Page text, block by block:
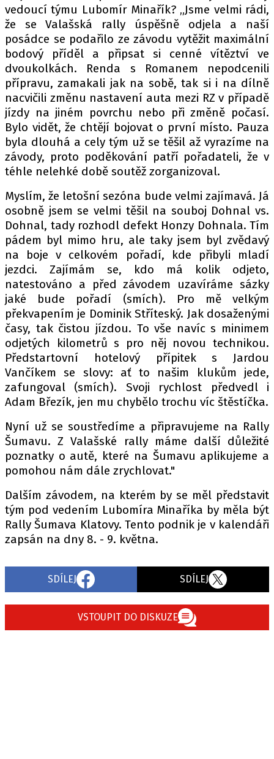
vedoucí týmu Lubomír Minařík? „Jsme velmi rádi,
že se Valašská rally úspěšně odjela a naší
posádce se podařilo ze závodu vytěžit maximální
bodový příděl a připsat si cenné vítěztví ve
dvoukolkách. Renda s Romanem nepodcenili
přípravu, zamakali jak na sobě, tak si i na dílně
nacvičili změnu nastavení auta mezi RZ v případě
jízdy na jiném povrchu nebo při změně počasí.
Bylo vidět, že chtějí bojovat o první místo. Pauza
byla dlouhá a cely tým už se těšil až vyrazíme na
závody, proto poděkování patří pořadateli, že v
téhle nelehké době soutěž zorganizoval.
Myslím, že letošní sezóna bude velmi zajímavá. Já
osobně jsem se velmi těšil na souboj Dohnal vs.
Dohnal, tady rozhodl defekt Honzy Dohnala. Tím
pádem byl mimo hru, ale taky jsem byl zvědavý
na boje v celkovém pořadí, kde přibyli mladí
jezdci. Zajímám se, kdo má kolik odjeto,
natestováno a před závodem uzavíráme sázky
jaké bude pořadí (smích). Pro mě velkým
překvapením je Dominik Stříteský. Jak dosaženými
časy, tak čistou jízdou. To vše navíc s minimem
odjetých kilometrů s pro něj novou technikou.
Předstartovní hotelový přípitek s Jardou
Vančíkem se slovy: ať to našim klukům jede,
zafungoval (smích). Svoji rychlost předvedl i
Adam Březík, jen mu chybělo trochu víc štěstíčka.
Nyní už se soustředíme a připravujeme na Rally
Šumavu. Z Valašské rally máme další důležité
poznatky o autě, které na Šumavu aplikujeme a
pomohou nám dále zrychlovat."
Dalším závodem, na kterém by se měl představit
tým pod vedením Lubomíra Minaříka by měla být
Rally Šumava Klatovy. Tento podnik je v kalendáři
zapsán na dny 8. - 9. května.
SDÍLEJ SDÍLEJ
VSTOUPIT DO DISKUZE